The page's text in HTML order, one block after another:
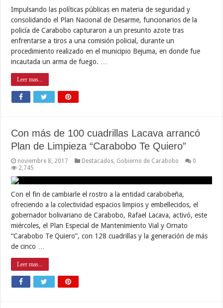
Impulsando las políticas públicas en materia de seguridad y
consolidando el Plan Nacional de Desarme, funcionarios de la
policía de Carabobo capturaron a un presunto azote tras
enfrentarse a tiros a una comisión policial, durante un
procedimiento realizado en el municipio Bejuma, en donde fue
incautada un arma de fuego. …
Leer mas...
Con más de 100 cuadrillas Lacava arrancó
Plan de Limpieza “Carabobo Te Quiero”
noviembre 8, 2017 Destacados Gobierno de Carabobo
0
2,745
Con el fin de cambiarle el rostro a la entidad carabobeña,
ofreciendo a la colectividad espacios limpios y embellecidos, el
gobernador bolivariano de Carabobo, Rafael Lacava, activó, este
miércoles, el Plan Especial de Mantenimiento Vial y Ornato
“Carabobo Te Quiero”, con 128 cuadrillas y la generación de más
de cinco …
Leer mas...